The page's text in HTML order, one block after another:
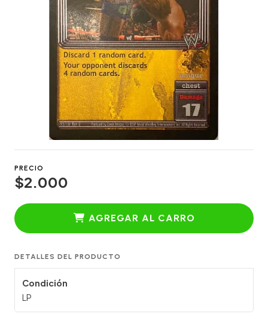
PRECIO
$2.000
AGREGAR AL CARRO
DETALLES DEL PRODUCTO
Condición
LP